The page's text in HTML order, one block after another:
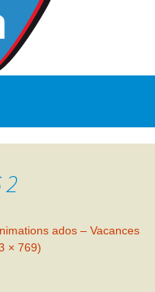
ados – Vacances
× 769)